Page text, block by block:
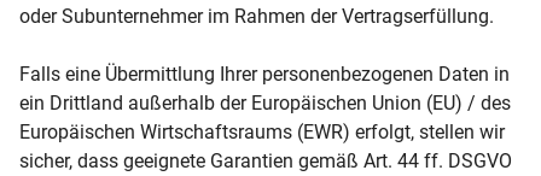
oder Subunternehmer im Rahmen der Vertragserfüllung.
Falls eine Übermittlung Ihrer personenbezogenen Daten in
ein Drittland außerhalb der Europäischen Union (EU) / des
Europäischen Wirtschaftsraums (EWR) erfolgt, stellen wir
sicher, dass geeignete Garantien gemäß Art. 44 ff. DSGVO